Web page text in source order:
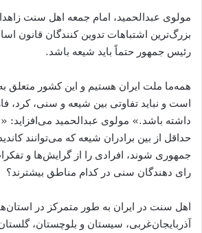
مولوی عبدالحمید، امام جمعه اهل سنت
بزرگ‌ترین اشتباهات تدوین کنندگان قانون
رئیس جمهور حتماً باید شیعه باشد.
همه‌ما ملت ایران هستیم و این کشور متعلق
است و نباید تفاوتی بین شیعه و سنی، کرد،
داشته باشد.» مولوی عبدالحمید می‌افزاید:
حداقل از بین برادران شیعه که می‌توانند
جمهوری شوند، افرادی را از گرایش‌ها و
رای دهندگان سنی در کدام مناطق بیشترند؟
اهل سنت در ایران به طور متمرکز در
آذربایجان‌غربی، سیستان و بلوچستان،